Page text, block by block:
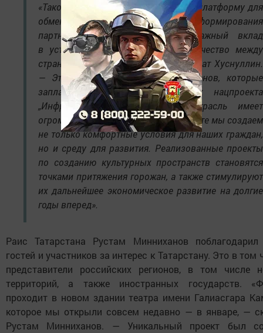
«Такое событие представляет собой платформу для
обмена передовыми практиками и формирования
партнерских отношений, внося важный вклад
в устойчивое развитие и сотрудничество между
странами-участницами, — сказал Марат Хуснуллин.
— Это важно для масштабных планов, которые
запланированы у нас в рамках нацпроекта
„Инфраструктура для жизни“. Отрасль имеет
огромный потенциал для роста. Вместе мы создаем
не только комфортные условия для наших граждан,
но и среду для развития. Реализованные проекты
по созданию культурных пространств становятся
точками притяжения горожан, а также стимулируют
их дальнейшее экономическое развитие на долгие
годы вперед».
Раис Татарстана Рустам Минниханов поблагодарил
гостей и участников за интерес к Татарстану. Это в том
представители российских регионов, в том числе
территорий, а также иностранных государств.
проходит в новом здании театра имени Галиасгара
которое мы открыли совсем недавно — в январе, —
Рустам Минниханов. — Уникальный проект был